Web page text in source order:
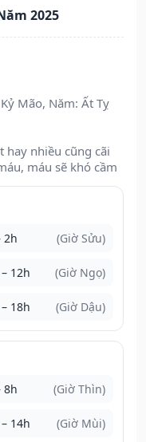
2025
Mão, Năm: Ất Tỵ
hay nhiều cũng cãi
máu sẽ khó cầm
2h (Giờ Sửu)
12h (Giờ Ngọ)
18h (Giờ Dậu)
8h (Giờ Thìn)
14h (Giờ Mùi)